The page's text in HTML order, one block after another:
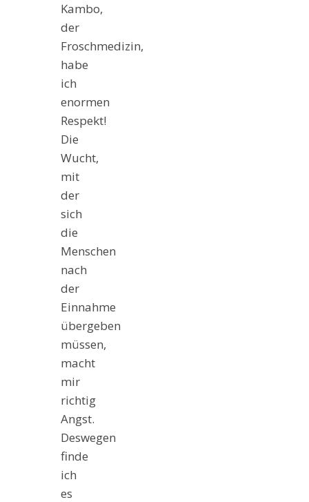
Kambo,
der
Froschmedizin,
habe
ich
enormen
Respekt!
Die
Wucht,
mit
der
sich
die
Menschen
nach
der
Einnahme
übergeben
müssen,
macht
mir
richtig
Angst.
Deswegen
finde
ich
es